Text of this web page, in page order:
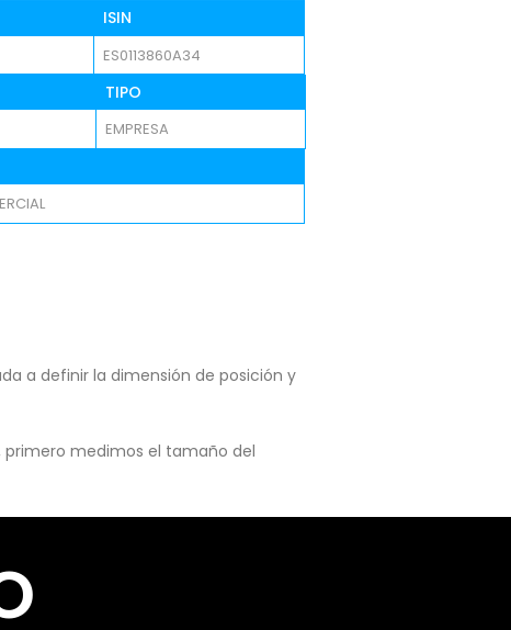
ISIN
ES0113860A34
TIPO
EMPRESA
a definir la dimensión de posición y
primero medimos el tamaño del